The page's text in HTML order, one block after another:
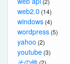
web2.0 (14)
windows (4)
wordpress (5)
yahoo (2)
youtube (3)
その他 (2)